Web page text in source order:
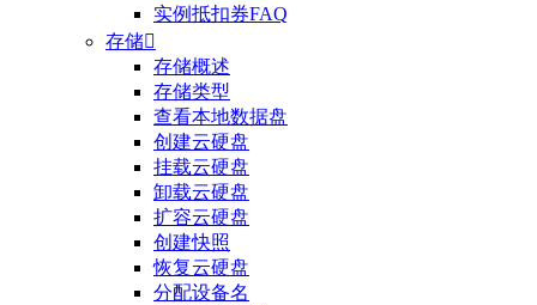
实例抵扣券FAQ
存储
存储概述
存储类型
查看本地数据盘
创建云硬盘
挂载云硬盘
卸载云硬盘
扩容云硬盘
创建快照
恢复云硬盘
分配设备名